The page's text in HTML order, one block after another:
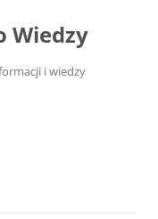
Wiedzy
i wiedzy